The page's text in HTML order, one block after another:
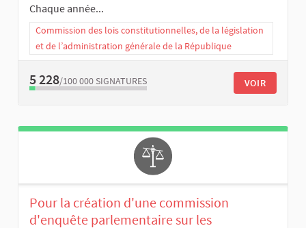
Chaque année...
Commission des lois constitutionnelles, de la législation
et de l’administration générale de la République
5 228/100 000 SIGNATURES VOIR
Pour la création d'une commission
d'enquête parlementaire sur les